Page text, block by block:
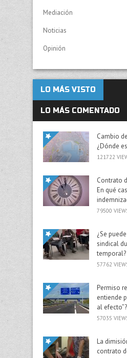
Mediación
Noticias
Opinión
LO MÁS VISTO
LO MÁS COMENTADO
Cambio
¿Dónde
121722
Contrato
En qué
79500
¿Se
sindical
temporal?
57762
Permiso
entiende
al efecto”?
57035
La
contrato